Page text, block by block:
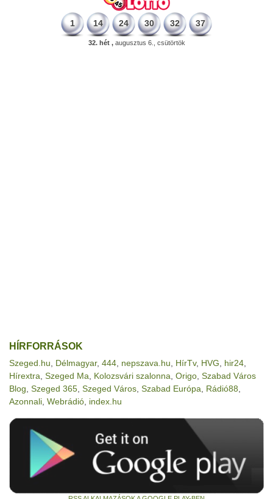
1 14 24 30 32 37
32. hét ,augusztus 6., csütörtök
HÍRFORRÁSOK
Szeged.hu Délmagyar, 444 nepszava.hu HírTv, HVG hir24
Hírextra Szeged Ma Kolozsvári szalonna Origo Szabad Város
Blog Szeged 365 Szeged Város Szabad Európa Rádió88
Azonnali Webrádió index.hu